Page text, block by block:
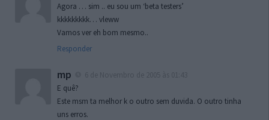
Agora … sim .. eu sou um ‘beta testers’
kkkkkkkkk… vleww
Vamos ver eh bom mesmo..
Responder
mp
E quê?
Este msm ta melhor k o outro sem duvida. O outro tinha
uns erros.